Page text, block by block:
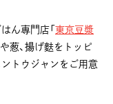
ん専門店「 東京豆漿
葱、揚げ麩をトッピ
トウジャンをご用意